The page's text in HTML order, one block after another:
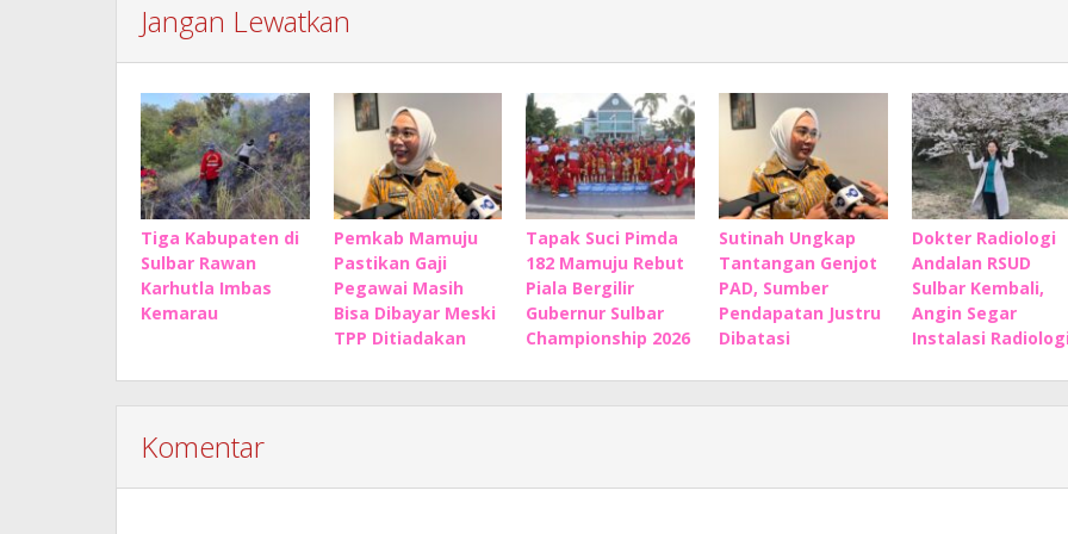
Jangan Lewatkan
Tiga Kabupaten di
Sulbar Rawan
Karhutla Imbas
Kemarau
Pemkab Mamuju
Pastikan Gaji
Pegawai Masih
Bisa Dibayar Meski
TPP Ditiadakan
Tapak Suci Pimda
182 Mamuju Rebut
Piala Bergilir
Gubernur Sulbar
Championship 2026
Sutinah Ungkap
Tantangan Genjot
PAD, Sumber
Pendapatan Justru
Dibatasi
Dokter Radiologi
Andalan RSUD
Sulbar Kembali,
Angin Segar
Instalasi
Komentar